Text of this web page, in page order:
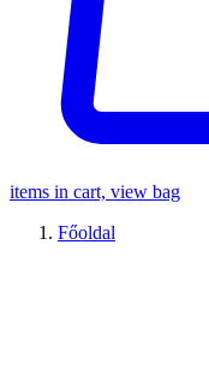
items in cart, view bag
Főoldal